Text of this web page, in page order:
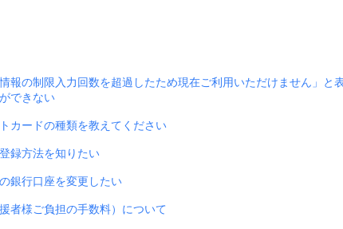
報の制限入力回数を超過したため現在ご利用いただけません」と
できない
カードの種類を教えてください
録方法を知りたい
銀行口座を変更したい
者様ご負担の手数料）について